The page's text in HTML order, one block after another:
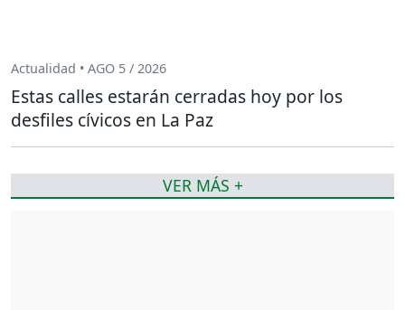
Actualidad • AGO 5 / 2026
Estas calles estarán cerradas hoy por los
desfiles cívicos en La Paz
VER MÁS +